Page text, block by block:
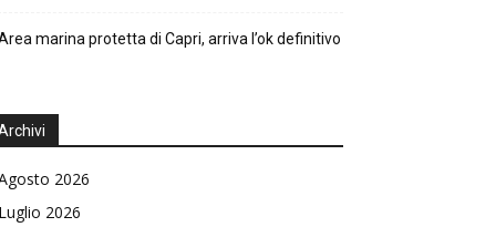
marina protetta di Capri, arriva l’ok definitivo
2026
2026